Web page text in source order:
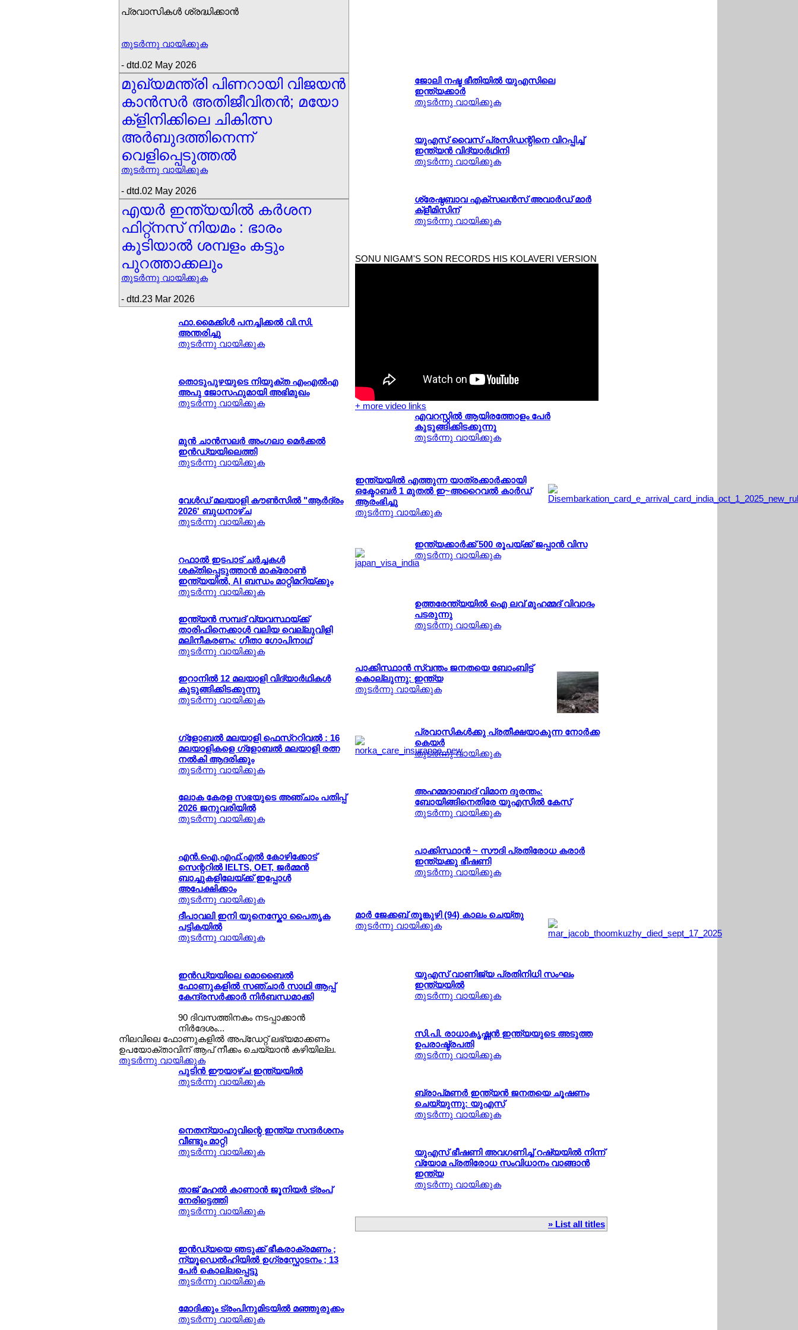
പ്രവാസികള്‍ ശ്രദ്ധിക്കാന്‍
തുടര്‍ന്നു വായിക്കുക
- dtd.02 May 2026
മുഖ്യമന്ത്രി പിണറായി വിജയന്‍
കാന്‍സര്‍ അതിജീവിതന്‍; മയോ
ക്ളിനിക്കിലെ ചികിത്സ
അര്‍ബുദത്തിനെന്ന്
വെളിപ്പെടുത്തല്‍
തുടര്‍ന്നു വായിക്കുക
- dtd.02 May 2026
എയര്‍ ഇന്ത്യയില്‍ കര്‍ശന
ഫിറ്റ്നസ് നിയമം : ഭാരം
കൂടിയാല്‍ ശമ്പളം കട്ടും
പുറത്താക്കലും
തുടര്‍ന്നു വായിക്കുക
- dtd.23 Mar 2026
ഫാ.മൈക്കിള്‍ പനച്ചിക്കല്‍ വി.സി.
അന്തരിച്ചു
തുടര്‍ന്നു വായിക്കുക
തൊടുപുഴയുടെ നിയുക്ത എംഎല്‍എ
അപു ജോസഫുമായി അഭിമുഖം
തുടര്‍ന്നു വായിക്കുക
മുന്‍ ചാന്‍സലര്‍ അംഗലാ മെര്‍ക്കല്‍
ഇന്‍ഡ്യയിലെത്തി
തുടര്‍ന്നു വായിക്കുക
വേള്‍ഡ് മലയാളി കൗണ്‍സില്‍ "ആര്‍ദ്രം
2026' ബുധനാഴ്ച
തുടര്‍ന്നു വായിക്കുക
റഫാല്‍ ഇടപാട് ചര്‍ച്ചകള്‍
ശക്തിപ്പെടുത്താന്‍ മാക്രോണ്‍
ഇന്ത്യയില്‍, AI ബന്ധം മാറ്റിമറിയ്ക്കും
തുടര്‍ന്നു വായിക്കുക
ഇന്ത്യന്‍ സമ്പദ് വ്യവസ്ഥയ്ക്ക്
താരിഫിനെക്കാള്‍ വലിയ വെല്ലുവിളി
മലിനീകരണം: ഗീതാ ഗോപിനാഥ്
തുടര്‍ന്നു വായിക്കുക
ഇറാനില്‍ 12 മലയാളി വിദ്യാര്‍ഥികള്‍
കുടുങ്ങിക്കിടക്കുന്നു
തുടര്‍ന്നു വായിക്കുക
ഗ്ളോബല്‍ മലയാളി ഫെസ്ററിവല്‍ : 16
മലയാളികളെ ഗ്ളോബല്‍ മലയാളി രത്ന
നല്‍കി ആദരിക്കും
തുടര്‍ന്നു വായിക്കുക
ലോക കേരള സഭയുടെ അഞ്ചാം പതിപ്പ്
2026 ജനുവരിയില്‍
തുടര്‍ന്നു വായിക്കുക
എന്‍.ഐ.എഫ്.എല്‍ കോഴിക്കോട്
സെന്ററില്‍ IELTS, OET, ജര്‍മ്മന്‍
ബാച്ചുകളിലേയ്ക്ക് ഇപ്പോള്‍
അപേക്ഷിക്കാം
തുടര്‍ന്നു വായിക്കുക
ദീപാവലി ഇനി യുനെസ്കോ പൈതൃക
പട്ടികയില്‍
തുടര്‍ന്നു വായിക്കുക
ഇന്‍ഡ്യയിലെ മൊബൈല്‍
ഫോണുകളില്‍ സഞ്ചാര്‍ സാഥി ആപ്പ്
കേന്ദ്രസര്‍ക്കാര്‍ നിര്‍ബന്ധമാക്കി
90 ദിവസത്തിനകം നടപ്പാക്കാന്‍
നിര്‍ദേശം...
നിലവിലെ ഫോണുകളില്‍ അപ്ഡേറ്റ് ലഭ്യമാക്കണം
ഉപയോക്താവിന് ആപ് നീക്കം ചെയ്യാന്‍ കഴിയില്ല.
തുടര്‍ന്നു വായിക്കുക
പുടിന്‍ ഈയാഴ്ച ഇന്ത്യയില്‍
തുടര്‍ന്നു വായിക്കുക
നെതന്യാഹുവിന്റെ ഇന്ത്യ സന്ദര്‍ശനം
വീണ്ടും മാറ്റി
തുടര്‍ന്നു വായിക്കുക
താജ് മഹല്‍ കാണാന്‍ ജൂനിയര്‍ ട്രംപ്
നേരിട്ടെത്തി
തുടര്‍ന്നു വായിക്കുക
ഇന്‍ഡ്യയെ ഞടുക്ക് ഭീകരാക്രമണം ;
ന്യൂഡെല്‍ഹിയില്‍ ഉഗ്രസ്ഫോടനം ; 13
പേര്‍ കൊല്ലപ്പെട്ടു
തുടര്‍ന്നു വായിക്കുക
മോദിക്കും ട്രംപിനുമിടയില്‍ മഞ്ഞുരുക്കം
തുടര്‍ന്നു വായിക്കുക
ജോലി നഷ്ട ഭീതിയില്‍ യുഎസിലെ
ഇന്ത്യക്കാര്‍
തുടര്‍ന്നു വായിക്കുക
യുഎസ് വൈസ് പ്രസിഡന്റിനെ വിറപ്പിച്ച്
ഇന്ത്യന്‍ വിദ്യാര്‍ഥിനി
തുടര്‍ന്നു വായിക്കുക
ശ്രേഷ്ഠബാവ എക്സലന്‍സ് അവാര്‍ഡ് മാര്‍
ക്ളീമിസിന്
തുടര്‍ന്നു വായിക്കുക
SONU NIGAM'S SON RECORDS HIS KOLAVERI VERSION
+ more video links
എവറസ്റ്റില്‍ ആയിരത്തോളം പേര്‍
കുടുങ്ങിക്കിടക്കുന്നു
തുടര്‍ന്നു വായിക്കുക
ഇന്ത്യയില്‍ എത്തുന്ന യാത്രക്കാര്‍ക്കായി
ഒക്ടോബര്‍ 1 മുതല്‍ ഇ~അറൈവല്‍ കാര്‍ഡ്
ആരംഭിച്ചു
തുടര്‍ന്നു വായിക്കുക
ഇന്ത്യക്കാര്‍ക്ക് 500 രൂപയ്ക്ക് ജപ്പാന്‍ വിസ
തുടര്‍ന്നു വായിക്കുക
ഉത്തരേന്ത്യയില്‍ ഐ ലവ് മുഹമ്മദ് വിവാദം
പടരുന്നു
തുടര്‍ന്നു വായിക്കുക
പാക്കിസ്ഥാന്‍ സ്വന്തം ജനതയെ ബോംബിട്ട്
കൊല്ലുന്നു: ഇന്ത്യ
തുടര്‍ന്നു വായിക്കുക
പ്രവാസികള്‍ക്കു പ്രതീക്ഷയാകുന്ന നോര്‍ക്ക
കെയര്‍
തുടര്‍ന്നു വായിക്കുക
അഹമ്മദാബാദ് വിമാന ദുരന്തം:
ബോയിങ്ങിനെതിരേ യുഎസില്‍ കേസ്
തുടര്‍ന്നു വായിക്കുക
പാക്കിസ്ഥാന്‍ ~ സൗദി പ്രതിരോധ കരാര്‍
ഇന്ത്യക്കു ഭീഷണി
തുടര്‍ന്നു വായിക്കുക
മാര്‍ ജേക്കബ് തൂങ്കുഴി (94) കാലം ചെയ്തു
തുടര്‍ന്നു വായിക്കുക
യുഎസ് വാണിജ്യ പ്രതിനിധി സംഘം
ഇന്ത്യയില്‍
തുടര്‍ന്നു വായിക്കുക
സി.പി. രാധാകൃഷ്ണന്‍ ഇന്ത്യയുടെ അടുത്ത
ഉപരാഷ്ട്രപതി
തുടര്‍ന്നു വായിക്കുക
ബ്രാപ്മണര്‍ ഇന്ത്യന്‍ ജനതയെ ചൂഷണം
ചെയ്യുന്നു: യുഎസ്
തുടര്‍ന്നു വായിക്കുക
യുഎസ് ഭീഷണി അവഗണിച്ച് റഷ്യയില്‍ നിന്ന്
വ്യോമ പ്രതിരോധ സംവിധാനം വാങ്ങാന്‍
ഇന്ത്യ
തുടര്‍ന്നു വായിക്കുക
» List all titles